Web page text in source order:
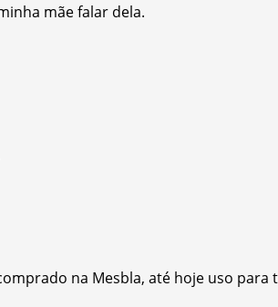
mãe falar dela.
na Mesbla, até hoje uso